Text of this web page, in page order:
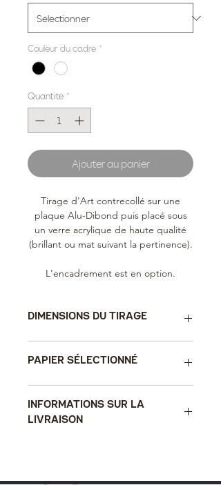
Couleur du cadre *
Quantité *
Ajouter au panier
Tirage d'Art contrecollé sur une
plaque Alu-Dibond puis placé sous
un verre acrylique de haute qualité
(brillant ou mat suivant la pertinence).
L'encadrement est en option.
DIMENSIONS DU TIRAGE
tirage d'Art mesure 50x35 cm (hors
PAPIER SÉLECTIONNÉ
Crystal Professional Archive Maxima
(220g/m2), garantit l'excellence du rendu
INFORMATIONS SUR LA
LIVRAISON